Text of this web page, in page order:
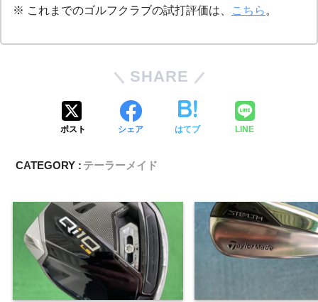
※ これまでのゴルフクラブの試打評価は、 こちら 。
SHARE
ポスト シェア はてブ LINE
CATEGORY : テーラーメイド